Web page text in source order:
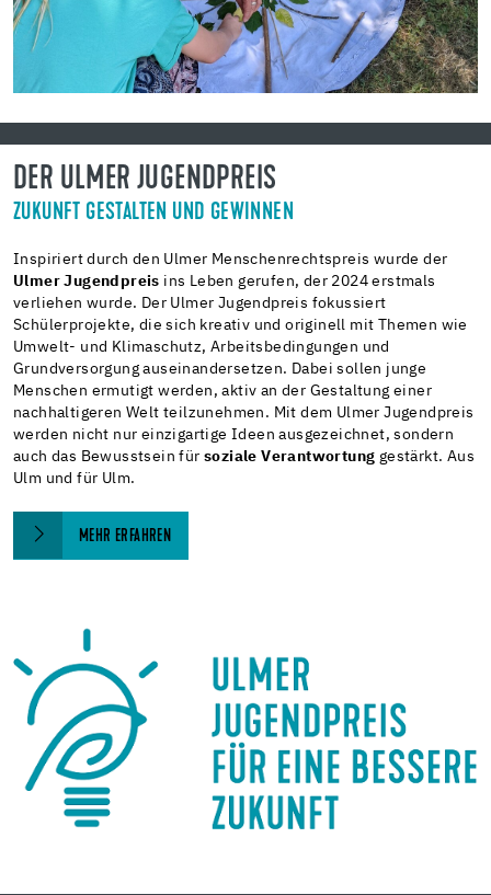
DER ULMER JUGENDPREIS
ZUKUNFT GESTALTEN UND GEWINNEN
Inspiriert durch den Ulmer Menschenrechtspreis wurde der
Ulmer Jugendpreis ins Leben gerufen, der 2024 erstmals
verliehen wurde. Der Ulmer Jugendpreis fokussiert
Schülerprojekte, die sich kreativ und originell mit Themen wie
Umwelt- und Klimaschutz, Arbeitsbedingungen und
Grundversorgung auseinandersetzen. Dabei sollen junge
Menschen ermutigt werden, aktiv an der Gestaltung einer
nachhaltigeren Welt teilzunehmen. Mit dem Ulmer Jugendpreis
werden nicht nur einzigartige Ideen ausgezeichnet, sondern
auch das Bewusstsein für soziale Verantwortung gestärkt. Aus
Ulm und für Ulm.
MEHR ERFAHREN